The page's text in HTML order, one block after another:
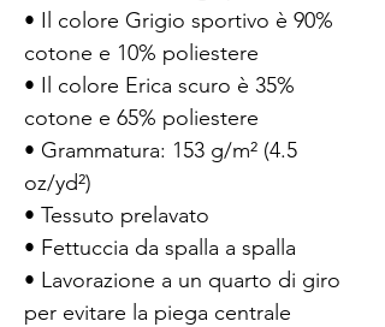
• Il colore Grigio sportivo è 90%
cotone e 10% poliestere
• Il colore Erica scuro è 35%
cotone e 65% poliestere
• Grammatura: 153 g/m² (4.5
oz/yd²)
• Tessuto prelavato
• Fettuccia da spalla a spalla
• Lavorazione a un quarto di giro
per evitare la piega centrale